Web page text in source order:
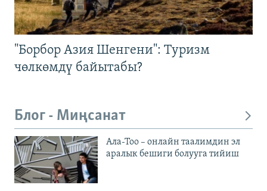
"Борбор Азия Шенгени": Туризм
чөлкөмдү байытабы?
Блог - Миңсанат
Ала-Тоо – онлайн таалимдин эл
аралык бешиги болууга тийиш